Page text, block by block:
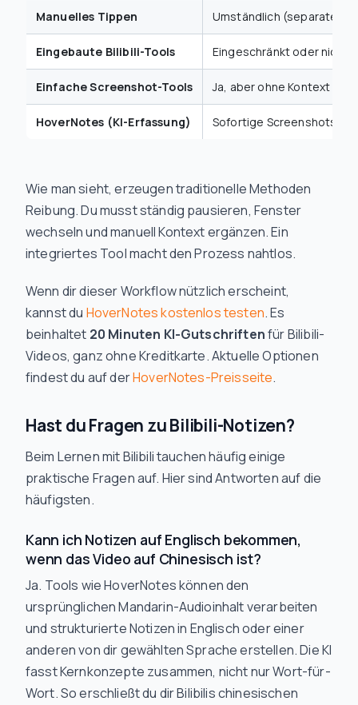
Manuelles Tippen Umständlich (separate
Eingebaute Bilibili-Tools Eingeschränkt oder nicht
Einfache Screenshot-Tools Ja, aber ohne Kontext
HoverNotes (KI-Erfassung) Sofortige Screenshots
Wie man sieht, erzeugen traditionelle Methoden
Reibung. Du musst ständig pausieren, Fenster
wechseln und manuell Kontext ergänzen. Ein
integriertes Tool macht den Prozess nahtlos.
Wenn dir dieser Workflow nützlich erscheint,
kannst du HoverNotes kostenlos testen. Es
beinhaltet 20 Minuten KI-Gutschriftenfür Bilibili-
Videos, ganz ohne Kreditkarte. Aktuelle Optionen
findest du auf derHoverNotes-Preisseite.
Hast du Fragen zu Bilibili-Notizen?
Beim Lernen mit Bilibili tauchen häufig einige
praktische Fragen auf. Hier sind Antworten auf die
häufigsten.
Kann ich Notizen auf Englisch bekommen,
wenn das Video auf Chinesisch ist?
Ja. Tools wie HoverNotes können den
ursprünglichen Mandarin-Audioinhalt verarbeiten
und strukturierte Notizen in Englisch oder einer
anderen von dir gewählten Sprache erstellen. Die KI
fasst Kernkonzepte zusammen, nicht nur Wort-für-
Wort. So erschließt du dir Bilibilis chinesischen